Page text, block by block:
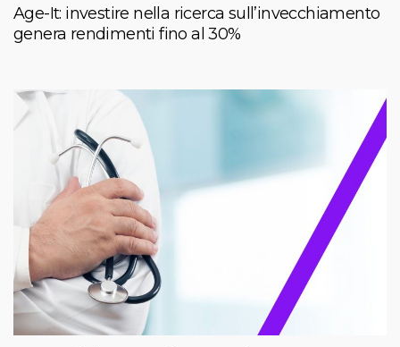
Age-It: investire nella ricerca sull’invecchiamento
genera rendimenti fino al 30%